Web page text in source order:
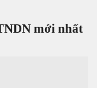
mới nhất